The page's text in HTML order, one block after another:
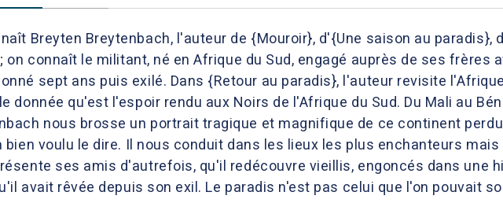
Breyten Breytenbach, l'auteur de {Mouroir}, d'{Une saison au paradis},
on connaît le militant, né en Afrique du Sud, engagé auprès de ses frères
sept ans puis exilé. Dans {Retour au paradis}, l'auteur revisite
donnée qu'est l'espoir rendu aux Noirs de l'Afrique du Sud. Du Mali au
nous brosse un portrait tragique et magnifique de ce continent
bien voulu le dire. Il nous conduit dans les lieux les plus enchanteurs
ses amis d'autrefois, qu'il redécouvre vieillis, engoncés dans une
avait rêvée depuis son exil. Le paradis n'est pas celui que l'on pouvait